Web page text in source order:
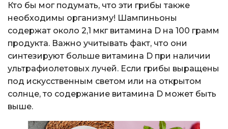
Кто бы мог подумать, что эти грибы также
необходимы организму! Шампиньоны
содержат около 2,1 мкг витамина D на 100 грамм
продукта. Важно учитывать факт, что они
синтезируют больше витамина D при наличии
ультрафиолетовых лучей. Если грибы выращены
под искусственным светом или на открытом
солнце, то содержание витамина D может быть
выше.